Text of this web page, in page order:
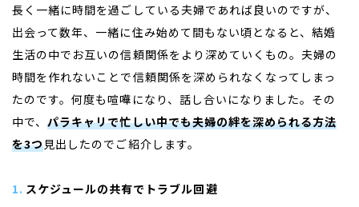
長く一緒に時間を過ごしている夫婦であれば良いのですが、
出会って数年、一緒に住み始めて間もない頃となると、結婚
生活の中でお互いの信頼関係をより深めていくもの。夫婦の
時間を作れないことで信頼関係を深められなくなってしまっ
たのです。何度も喧嘩になり、話し合いになりました。その
中で、パラキャリで忙しい中でも夫婦の絆を深められる方法
を3つ見出したのでご紹介します。
スケジュールの共有でトラブル回避